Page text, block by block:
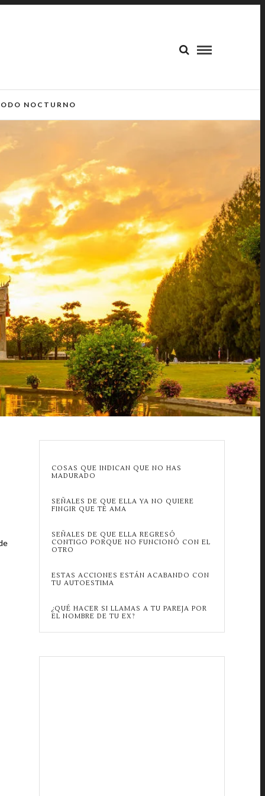
NOCTURNO
COSAS QUE INDICAN QUE NO HAS
MADURADO
SEÑALES DE QUE ELLA YA NO QUIERE
FINGIR QUE TE AMA
SEÑALES DE QUE ELLA REGRESÓ
CONTIGO PORQUE NO FUNCIONÓ CON EL
OTRO
ESTAS ACCIONES ESTÁN ACABANDO CON
TU AUTOESTIMA
¿QUÉ HACER SI LLAMAS A TU PAREJA POR
EL NOMBRE DE TU EX?